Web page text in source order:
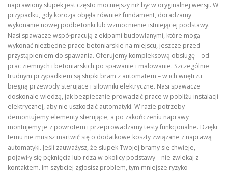
naprawiony słupek jest często mocniejszy niż był w oryginalnej wersji. W
przypadku, gdy korozja objęła również fundament, doradzamy
wykonanie nowej podbetonki lub wzmocnienie istniejącej podstawy.
Nasi spawacze współpracują z ekipami budowlanymi, które mogą
wykonać niezbędne prace betoniarskie na miejscu, jeszcze przed
przystąpieniem do spawania. Oferujemy kompleksową obsługę – od
prac ziemnych i betoniarskich po spawanie i malowanie. Szczególnie
trudnym przypadkiem są słupki bram z automatem – w ich wnętrzu
biegną przewody sterujące i siłowniki elektryczne. Nasi spawacze
doskonale wiedzą, jak bezpiecznie prowadzić prace w pobliżu instalacji
elektrycznej, aby nie uszkodzić automatyki. W razie potrzeby
demontujemy elementy sterujące, a po zakończeniu naprawy
montujemy je z powrotem i przeprowadzamy testy funkcjonalne. Dzięki
temu nie musisz martwić się o dodatkowe koszty związane z naprawą
automatyki. Jeśli zauważysz, że słupek Twojej bramy się chwieje,
pojawiły się pęknięcia lub rdza w okolicy podstawy – nie zwlekaj z
kontaktem. Im szybciej zgłosisz problem, tym mniejsze ryzyko